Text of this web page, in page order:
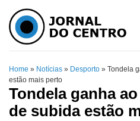
Home » Notícias » Desporto » Tondela
estão mais perto
Tondela ganha
de subida estão